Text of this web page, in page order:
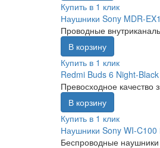
Купить в 1 клик
Наушники Sony MDR-
Проводные
В корзину
Купить в 1 клик
Redmi Buds 6 Night-Black
Превосходное качество
В корзину
Купить в 1 клик
Наушники Sony WI-
Беспроводные